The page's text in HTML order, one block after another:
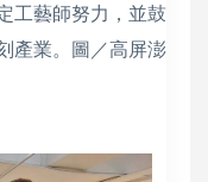
工藝師努力，並鼓
產業。圖／高屏澎